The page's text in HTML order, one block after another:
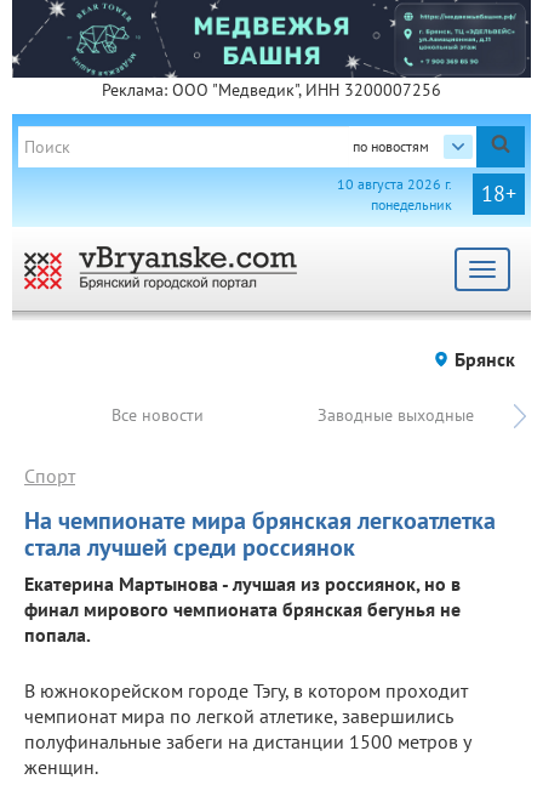
Реклама: ООО "Медведик", ИНН 3200007256
по новостям
18+
10 августа 2026 г.
понедельник
Toggle
Брянск
Все новости Заводные выходные
На чемпионате мира брянская легкоатлетка
стала лучшей среди россиянок
Спорт
Екатерина Мартынова - лучшая из россиянок, но в
финал мирового чемпионата брянская бегунья не
попала.
В южнокорейском городе Тэгу, в котором проходит
чемпионат мира по легкой атлетике, завершились
полуфинальные забеги на дистанции 1500 метров у
женщин.